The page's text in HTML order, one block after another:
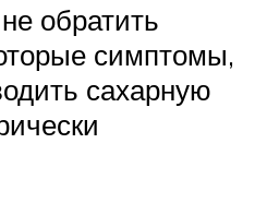
обратить
симптомы,
сахарную